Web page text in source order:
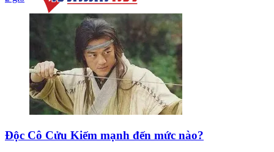
Độc Cô Cửu Kiếm mạnh đến mức nào?